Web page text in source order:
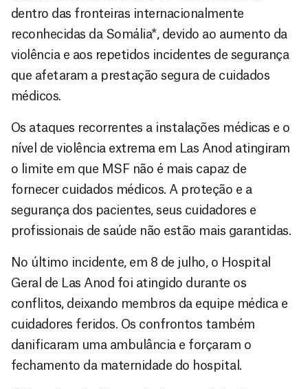
dentro das fronteiras internacionalmente
reconhecidas da Somália*, devido ao aumento da
violência e aos repetidos incidentes de segurança
que afetaram a prestação segura de cuidados
médicos.
Os ataques recorrentes a instalações médicas e o
nível de violência extrema em Las Anod atingiram
o limite em que MSF não é mais capaz de
fornecer cuidados médicos. A proteção e a
segurança dos pacientes, seus cuidadores e
profissionais de saúde não estão mais garantidas.
No último incidente, em 8 de julho, o Hospital
Geral de Las Anod foi atingido durante os
conflitos, deixando membros da equipe médica e
cuidadores feridos. Os confrontos também
danificaram uma ambulância e forçaram o
fechamento da maternidade do hospital.